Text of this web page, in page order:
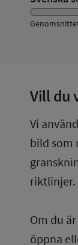
Vill du
Vi
bild som
riktlinjer.
Om du
öppna